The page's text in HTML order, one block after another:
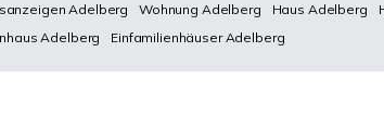
Adelberg Wohnung Adelberg Haus Adelberg
Adelberg Einfamilienhäuser Adelberg